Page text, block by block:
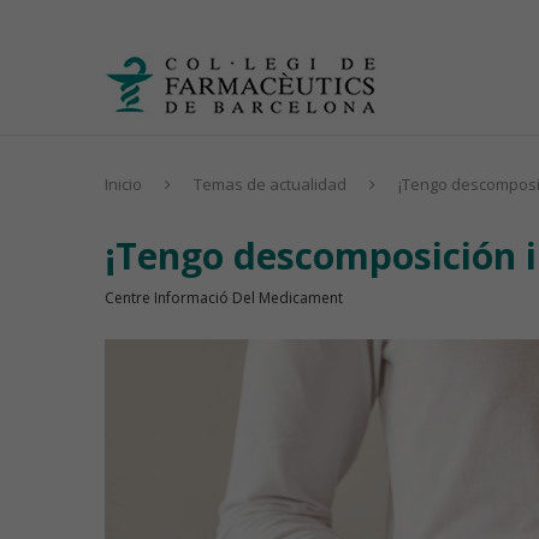
Inicio Temas de actualidad ¡Tengo
¡Tengo
Centre Informació Del Medicament